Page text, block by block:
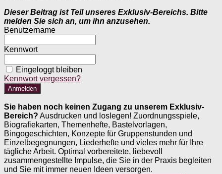
Dieser Beitrag ist Teil unseres Exklusiv-Bereichs. Bitte
melden Sie sich an, um ihn anzusehen.
Benutzername
Kennwort
Eingeloggt bleiben
Kennwort vergessen?
Sie haben noch keinen Zugang zu unserem Exklusiv-
Bereich? Ausdrucken und loslegen! Zuordnungsspiele,
Biografiekarten, Themenhefte, Bastelvorlagen,
Bingogeschichten, Konzepte für Gruppenstunden und
Einzelbegegnungen, Liederhefte und vieles mehr für Ihre
tägliche Arbeit. Optimal vorbereitete, liebevoll
zusammengestellte Impulse, die Sie in der Praxis begleiten
und Sie mit immer neuen Ideen versorgen.